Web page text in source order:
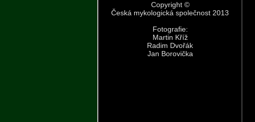
Copyright ©
Česká mykologická společnost 2013
Fotografie:
Martin Kříž
Radim Dvořák
Jan Borovička